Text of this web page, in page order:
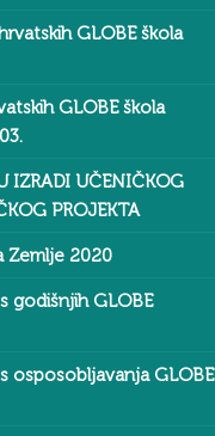
GLOBE škola
GLOBE škola
IZRADI UČENIČKOG
PROJEKTA
Zemlje 2020
godišnjih GLOBE
osposobljavanja GLOBE